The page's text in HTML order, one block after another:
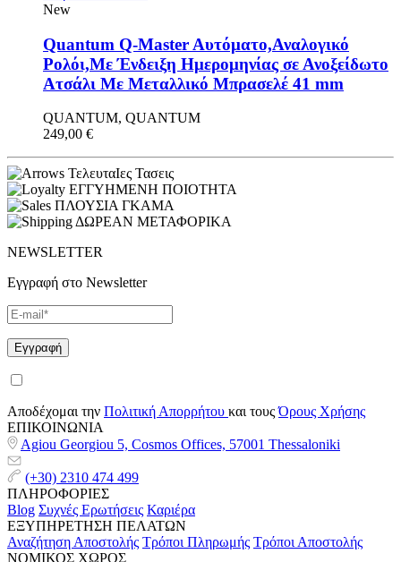
New
Quantum Q-Master Aυτόματο,Αναλογικό
Ρολόι,Με Ένδειξη Ημερομηνίας σε Ανοξείδωτο
Ατσάλι Με Μεταλλικό Μπρασελέ 41 mm
QUANTUM, QUANTUM
249,00 €
ΤελευταΙες Τασεις
ΕΓΓΥΗΜΕΝΗ ΠΟΙΟΤΗΤΑ
ΠΛΟΥΣΙΑ ΓΚΑΜΑ
ΔΩΡΕΑΝ ΜΕΤΑΦΟΡΙΚΑ
NEWSLETTER
Εγγραφή στο Newsletter
Αποδέχομαι την Πολιτική Απορρήτου και τουςΌρους Χρήσης
ΕΠΙΚΟΙΝΩΝΙΑ
Agiou Georgiou 5, Cosmos Offices, 57001 Thessaloniki
(+30) 2310 474 499
ΠΛΗΡΟΦΟΡΙΕΣ
Blog Συχνές Ερωτήσεις Καριέρα
ΕΞΥΠΗΡΕΤΗΣΗ ΠΕΛΑΤΩΝ
Αναζήτηση Αποστολής Τρόποι Πληρωμής Τρόποι Αποστολής
ΝΟΜΙΚΟΣ ΧΩΡΟΣ